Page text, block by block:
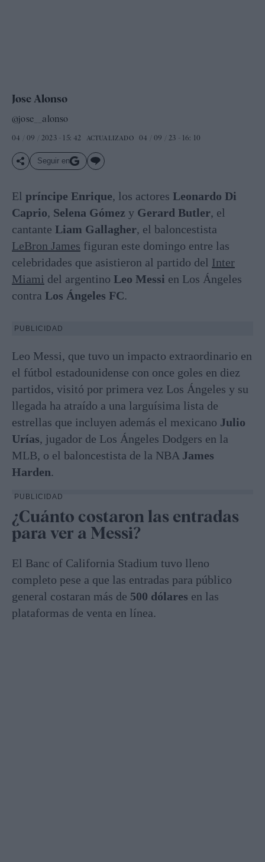
Jose Alonso
@jose__alonso
04 / 09 / 2023 - 15: 42 ACTUALIZADO 04 / 09 / 23 - 16: 10
Seguir en
El príncipe Enrique, los actores Leonardo Di
Caprio, Selena Gómez y Gerard Butler, el
cantante Liam Gallagher, el baloncestista
LeBron James figuran este domingo entre las
celebridades que asistieron al partido del Inter
Miami del argentino Leo Messi en Los Ángeles
contra Los Ángeles FC.
PUBLICIDAD
Leo Messi, que tuvo un impacto extraordinario en
el fútbol estadounidense con once goles en diez
partidos, visitó por primera vez Los Ángeles y su
llegada ha atraído a una larguísima lista de
estrellas que incluyen además el mexicano Julio
Urías, jugador de Los Ángeles Dodgers en la
MLB, o el baloncestista de la NBA James
Harden.
PUBLICIDAD
¿Cuánto costaron las entradas
para ver a Messi?
El Banc of California Stadium tuvo lleno
completo pese a que las entradas para público
general costaran más de 500 dólares en las
plataformas de venta en línea.